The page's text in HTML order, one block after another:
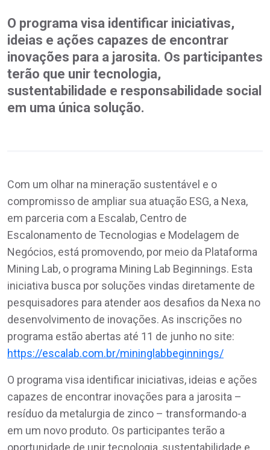
O programa visa identificar iniciativas,
ideias e ações capazes de encontrar
inovações para a jarosita. Os participantes
terão que unir tecnologia,
sustentabilidade e responsabilidade social
em uma única solução.
Com um olhar na mineração sustentável e o
compromisso de ampliar sua atuação ESG, a Nexa,
em parceria com a Escalab, Centro de
Escalonamento de Tecnologias e Modelagem de
Negócios, está promovendo, por meio da Plataforma
Mining Lab, o programa Mining Lab Beginnings. Esta
iniciativa busca por soluções vindas diretamente de
pesquisadores para atender aos desafios da Nexa no
desenvolvimento de inovações. As inscrições no
programa estão abertas até 11 de junho no site:
https://escalab.com.br/mininglabbeginnings/
O programa visa identificar iniciativas, ideias e ações
capazes de encontrar inovações para a jarosita –
resíduo da metalurgia de zinco – transformando-a
em um novo produto. Os participantes terão a
oportunidade de unir tecnologia, sustentabilidade e